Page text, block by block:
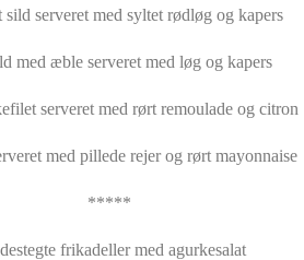
sild serveret med syltet rødløg og kapers
med æble serveret med løg og kapers
serveret med rørt remoulade og citron
med pillede rejer og rørt mayonnaise
*****
frikadeller med agurkesalat